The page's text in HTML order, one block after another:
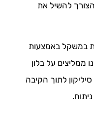
להשיל את
במשקל באמצעות
ממליצים על בלון
לתוך הקיבה